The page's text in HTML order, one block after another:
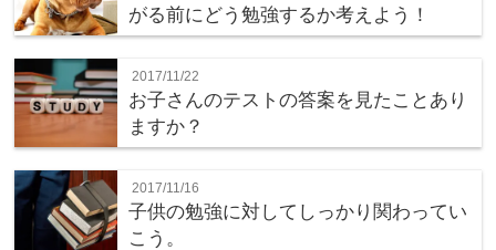
がる前にどう勉強するか考えよう！
2017/11/22
お子さんのテストの答案を見たことあり
ますか？
2017/11/16
子供の勉強に対してしっかり関わってい
こう。